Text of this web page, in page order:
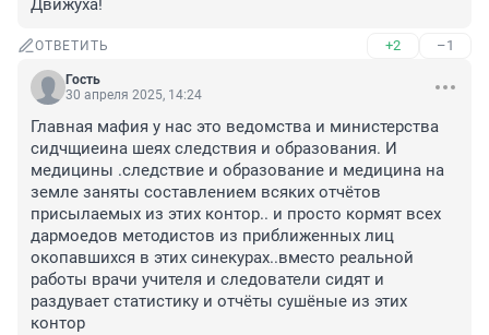
Движуха!
ОТВЕТИТЬ +2 –1
Гость
30 апреля 2025, 14:24
Главная мафия у нас это ведомства и министерства
сидчщиеина шеях следствия и образования. И
медицины .следствие и образование и медицина на
земле заняты составлением всяких отчётов
присылаемых из этих контор.. и просто кормят всех
дармоедов методистов из приближенных лиц
окопавшихся в этих синекурах..вместо реальной
работы врачи учителя и следователи сидят и
раздувает статистику и отчёты сушёные из этих
контор